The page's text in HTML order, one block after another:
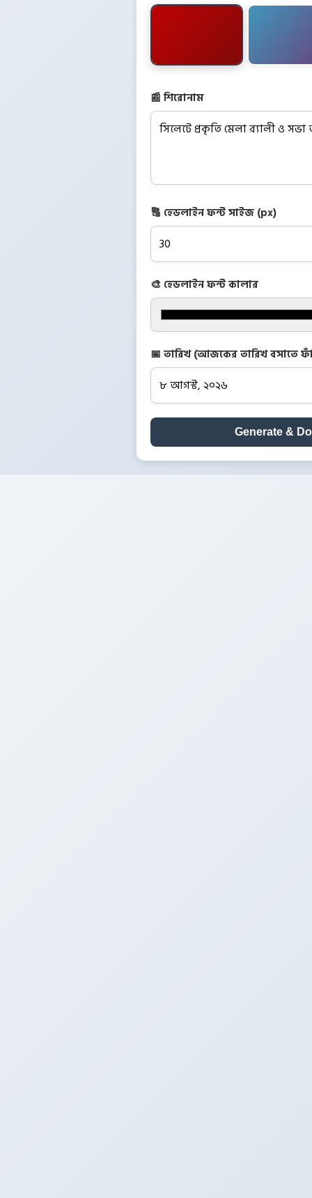
📰 শিরোনাম
🔠 হেডলাইন ফন্ট সাইজ (px)
🎨 হেডলাইন ফন্ট কালার
📅 তারিখ (আজকের তারিখ বসাতে
Generate &